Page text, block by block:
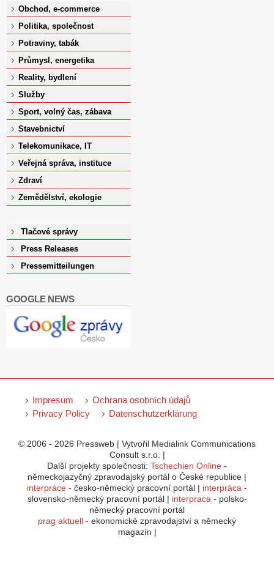
Obchod, e-commerce
Politika, společnost
Potraviny, tabák
Průmysl, energetika
Reality, bydlení
Služby
Sport, volný čas, zábava
Stavebnictví
Telekomunikace, IT
Veřejná správa, instituce
Zdraví
Zemědělství, ekologie
Tlačové správy
Press Releases
Pressemitteilungen
GOOGLE NEWS
Impresum
Ochrana osobních údajů
Privacy Policy
Datenschutzerklärung
© 2006 - 2026 Pressweb | Vytvořil Medialink Communications
Consult s.r.o. |
Další projekty společnosti: Tschechien Online -
německojazyčný zpravodajský portál o České republice |
interpráce - česko-německý pracovní portál | interpráca -
slovensko-německý pracovní portál | interpraca - polsko-
německý pracovní portál
prag aktuell - ekonomické zpravodajství a německý
magazín |